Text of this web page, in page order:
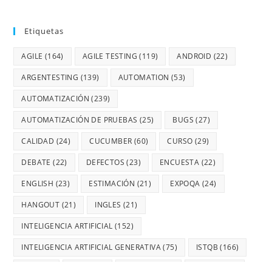
Etiquetas
AGILE (164) AGILE TESTING (119) ANDROID (22)
ARGENTESTING (139) AUTOMATION (53)
AUTOMATIZACIÓN (239)
AUTOMATIZACIÓN DE PRUEBAS (25) BUGS (27)
CALIDAD (24) CUCUMBER (60) CURSO (29)
DEBATE (22) DEFECTOS (23) ENCUESTA (22)
ENGLISH (23) ESTIMACIÓN (21) EXPOQA (24)
HANGOUT (21) INGLES (21)
INTELIGENCIA ARTIFICIAL (152)
INTELIGENCIA ARTIFICIAL GENERATIVA(75) ISTQB (166)